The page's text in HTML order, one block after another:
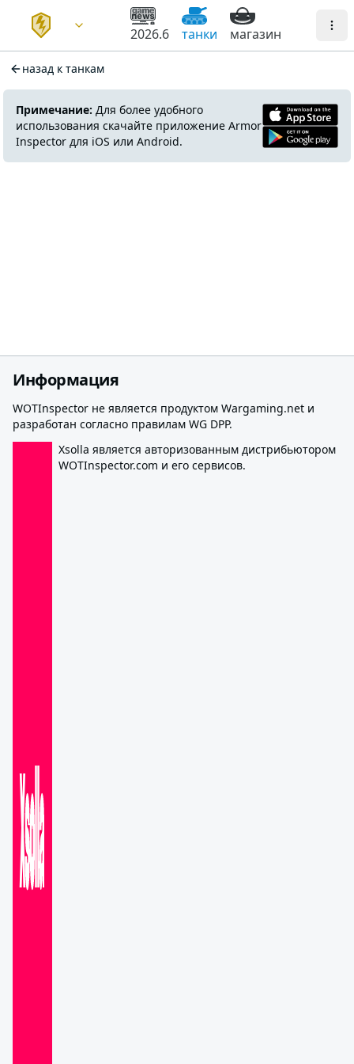
2026.6 танки магазин
назад к танкам
Примечание: Для более удобного
использования скачайте приложение Armor
Inspector для iOS или Android.
Информация
WOTInspector не является продуктом Wargaming.net и
разработан согласно правилам WG DPP.
Xsolla является авторизованным дистрибьютором
WOTInspector.com и его сервисов.